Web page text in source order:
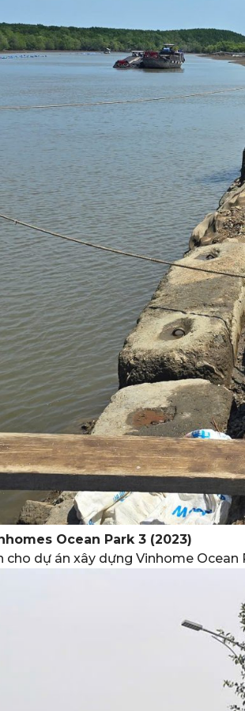
Ocean Park 3 (2023)
dự án xây dựng Vinhome Ocean